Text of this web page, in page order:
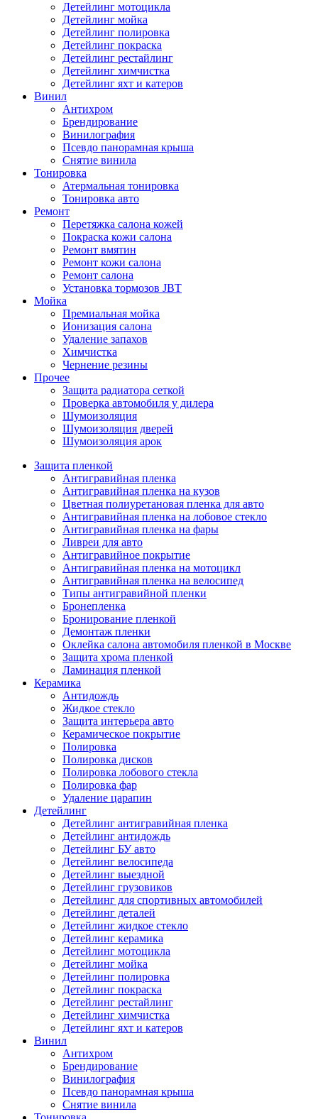
Детейлинг мотоцикла
Детейлинг мойка
Детейлинг полировка
Детейлинг покраска
Детейлинг рестайлинг
Детейлинг химчистка
Детейлинг яхт и катеров
Винил
Антихром
Брендирование
Винилография
Псевдо панорамная крыша
Снятие винила
Тонировка
Атермальная тонировка
Тонировка авто
Ремонт
Перетяжка салона кожей
Покраска кожи салона
Ремонт вмятин
Ремонт кожи салона
Ремонт салона
Установка тормозов JBT
Мойка
Премиальная мойка
Ионизация салона
Удаление запахов
Химчистка
Чернение резины
Прочее
Защита радиатора сеткой
Проверка автомобиля у дилера
Шумоизоляция
Шумоизоляция дверей
Шумоизоляция арок
Защита пленкой
Антигравийная пленка
Антигравийная пленка на кузов
Цветная полиуретановая пленка для авто
Антигравийная пленка на лобовое стекло
Антигравийная пленка на фары
Ливреи для авто
Антигравийное покрытие
Антигравийная пленка на мотоцикл
Антигравийная пленка на велосипед
Типы антигравийной пленки
Бронепленка
Бронирование пленкой
Демонтаж пленки
Оклейка салона автомобиля пленкой в Москве
Защита хрома пленкой
Ламинация пленкой
Керамика
Антидождь
Жидкое стекло
Защита интерьера авто
Керамическое покрытие
Полировка
Полировка дисков
Полировка лобового стекла
Полировка фар
Удаление царапин
Детейлинг
Детейлинг антигравийная пленка
Детейлинг антидождь
Детейлинг БУ авто
Детейлинг велосипеда
Детейлинг выездной
Детейлинг грузовиков
Детейлинг для спортивных автомобилей
Детейлинг деталей
Детейлинг жидкое стекло
Детейлинг керамика
Детейлинг мотоцикла
Детейлинг мойка
Детейлинг полировка
Детейлинг покраска
Детейлинг рестайлинг
Детейлинг химчистка
Детейлинг яхт и катеров
Винил
Антихром
Брендирование
Винилография
Псевдо панорамная крыша
Снятие винила